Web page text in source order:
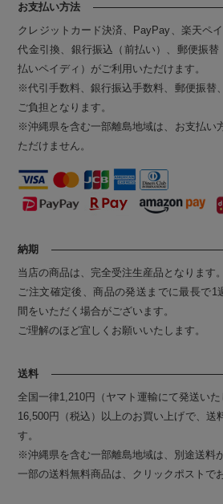
お支払い方法
クレジットカード決済、PayPay、楽天ペ
代金引換、銀行振込（前払い）、郵便振替
払いペイディ）がご利用いただけます。
※代引手数料、銀行振込手数料、郵便振替
ご負担となります。
※沖縄県を含む一部離島地域は、お支払い
ただけません。
納期
当店の商品は、完全受注生産品となります。
ご注文確定後、商品の発送までに最長で1
間をいただく場合がございます。
ご理解のほど宜しくお願いいたします。
送料
全国一律1,210円（ヤマト運輸にて発送いた
16,500円（税込）以上のお買い上げで、送
す。
※沖縄県を含む一部離島地域は、別途送料
一部の送料無料商品は、クリックポストで